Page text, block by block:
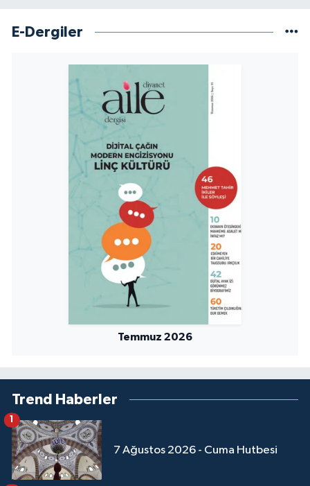
E-Dergiler
Temmuz 2026
Trend Haberler
7 Ağustos 2026 - Cuma Hutbesi
1